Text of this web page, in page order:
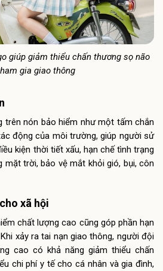
giúp giảm thiểu chấn thương sọ não
gia giao thông
trên nón bảo hiểm như một tấm chắn
động của môi trường, giúp người sử
kiện thời tiết xấu, hạn chế tình trạng
mặt trời, bảo vệ mắt khỏi gió, bụi, côn
xã hội
chất lượng cao cũng góp phần hạn
xảy ra tai nạn giao thông, người đội
cao có khả năng giảm thiểu chấn
chi phí y tế cho cá nhân và gia đình,